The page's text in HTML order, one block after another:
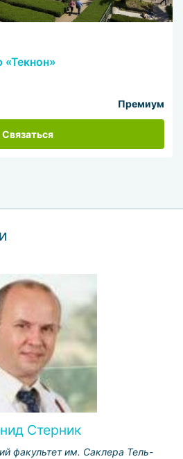
Премиум
Связаться
Стерник
факультет им. Саклера Тель-